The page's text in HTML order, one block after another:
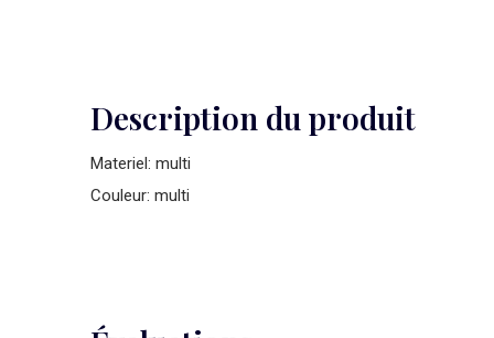
Description du produit
Materiel: multi
Couleur: multi